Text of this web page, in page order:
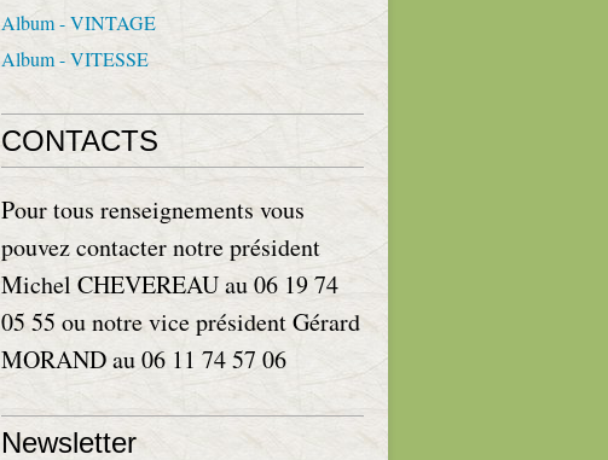
Album - VINTAGE
Album - VITESSE
CONTACTS
Pour tous renseignements vous
pouvez contacter notre président
Michel CHEVEREAU au 06 19 74
05 55 ou notre vice président Gérard
MORAND au 06 11 74 57 06
Newsletter